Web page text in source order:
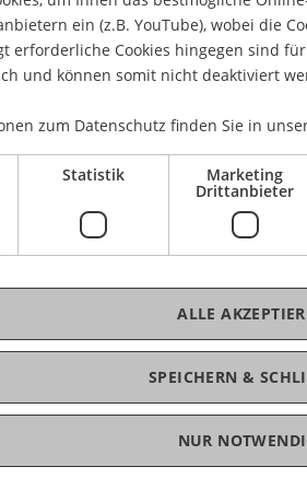
classes and the potentially
are being considered. On the
recent hedge fund
funds can make money in
encompass “decorrelation by
“exploiting alpha and value
risk factors over a cycle” and
hedge fund industry
are being discussed.
ein (z.B. YouTube), wobei die
erforderliche Cookies hingegen sind
und können somit nicht deaktiviert
zum Datenschutz finden Sie in
Statistik Marketing
Drittanbieter
SPEICHERN &
ALLE
NUR